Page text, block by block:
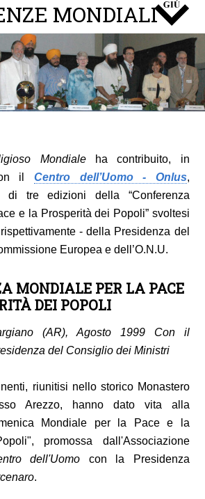
MONDIALI
Mondiale
ha contribuito, in
il Centro dell’Uomo - Onlus,
di tre edizioni della “Conferenza
e la Prosperità dei Popoli” svoltesi
- della Presidenza del
Europea e dell’O.N.U.
MONDIALE PER LA PACE
DEI POPOLI
(AR), Agosto 1999 Con il
del Consiglio dei Ministri
riunitisi nello storico Monastero
Arezzo, hanno dato vita alla
Mondiale per la Pace e la
promossa dall'Associazione
dell'Uomo con la Presidenza
.